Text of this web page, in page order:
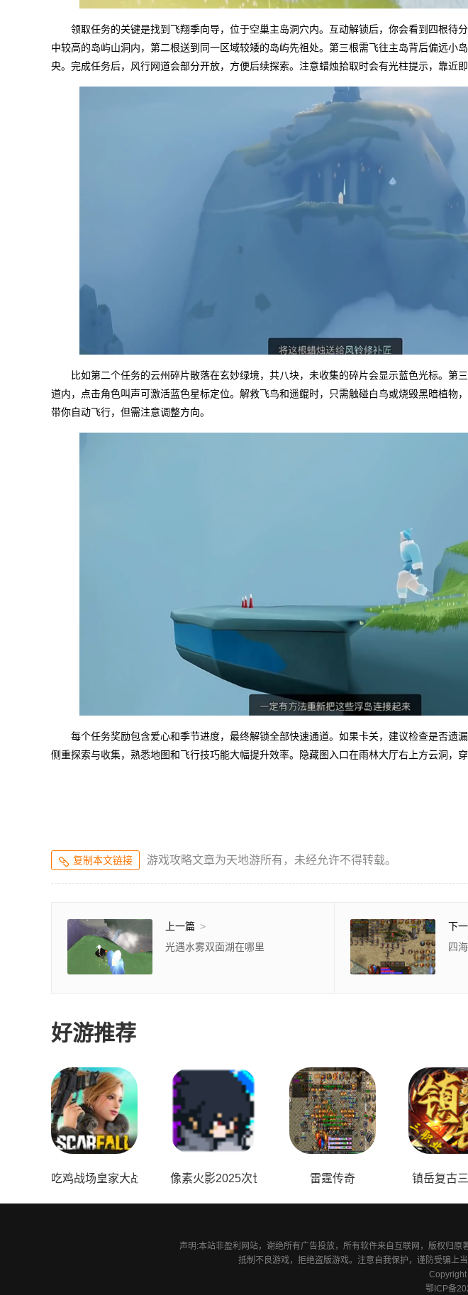
领取任务的关键是找到飞翔季向导，位于空巢主岛洞穴内。互动解锁后，你会看到四根待
中较高的岛屿山洞内，第二根送到同一区域较矮的岛屿先祖处。第三根需飞往主岛背后偏远小
央。完成任务后，风行网道会部分开放，方便后续探索。注意蜡烛拾取时会有光柱提示，靠近即
比如第二个任务的云州碎片散落在玄妙绿境，共八块，未收集的碎片会显示蓝色光标。第
道内，点击角色叫声可激活蓝色星标定位。解救飞鸟和遥鲲时，只需触碰白鸟或烧毁黑暗植物
带你自动飞行，但需注意调整方向。
每个任务奖励包含爱心和季节进度，最终解锁全部快速通道。如果卡关，建议检查是否遗
侧重探索与收集，熟悉地图和飞行技巧能大幅提升效率。隐藏图入口在雨林大厅右上方云洞，穿
复制本文链接 游戏攻略文章为天地游所有，未经允许不得转载。
上一篇 >
光遇水雾双面湖在哪里
下
四
好游推荐
吃鸡战场皇家大战 像素火影2025次世代1.20版本雷霆传奇 镇岳复古
声明:本站非盈利网站，谢绝所有广告投放，所有软件来自互联网，版权归
抵制不良游戏，拒绝盗版游戏。注意自我保护，谨防受骗上
鄂ICP备